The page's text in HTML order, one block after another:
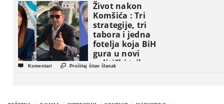
Život nakon
Komšića : Tri
strategije, tri
tabora i jedna
fotelja koja BiH
gura u novi
politički triler
 Komentari  Pročitaj čitav članak